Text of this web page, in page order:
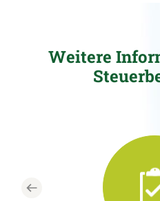
Weitere
Previous